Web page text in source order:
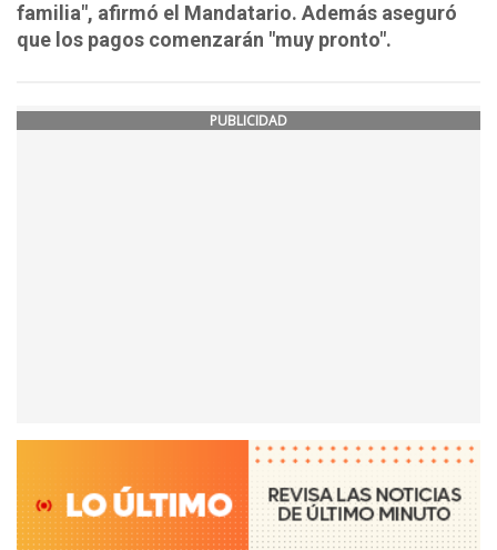
familia", afirmó el Mandatario. Además aseguró
que los pagos comenzarán "muy pronto".
PUBLICIDAD